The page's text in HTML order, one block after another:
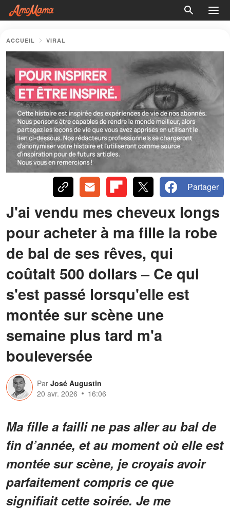
ACCUEIL VIRAL
Partager
J'ai vendu mes cheveux longs
pour acheter à ma fille la robe
de bal de ses rêves, qui
coûtait 500 dollars – Ce qui
s'est passé lorsqu'elle est
montée sur scène une
semaine plus tard m'a
bouleversée
Par José Augustin
20 avr. 2026
16:06
Ma fille a failli ne pas aller au bal de
fin d’année, et au moment où elle est
montée sur scène, je croyais avoir
parfaitement compris ce que
signifiait cette soirée. Je me